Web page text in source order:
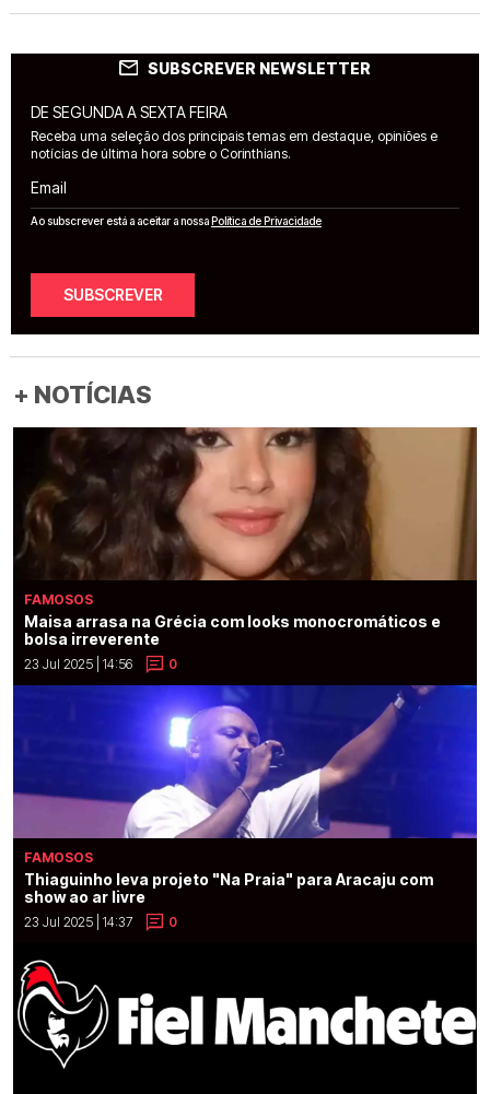
SUBSCREVER NEWSLETTER
DE SEGUNDA A SEXTA FEIRA
Receba uma seleção dos principais temas em destaque, opiniões e
notícias de última hora sobre o Corinthians.
Email
Ao subscrever está a aceitar a nossaPolítica de Privacidade
SUBSCREVER
+ NOTÍCIAS
FAMOSOS
Maisa arrasa na Grécia com looks monocromáticos e
bolsa irreverente
23 Jul 2025 | 14:56 0
FAMOSOS
Thiaguinho leva projeto "Na Praia" para Aracaju com
show ao ar livre
23 Jul 2025 | 14:37 0